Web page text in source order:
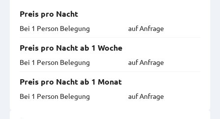
Preis pro Nacht
Bei 1 Person Belegung
auf Anfrage
Preis pro Nacht ab 1 Woche
Bei 1 Person Belegung
auf Anfrage
Preis pro Nacht ab 1 Monat
Bei 1 Person Belegung
auf Anfrage